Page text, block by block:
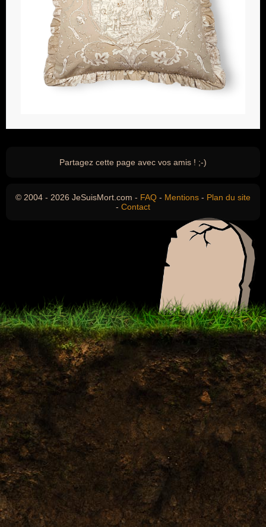
Partagez cette page avec vos amis ! ;-)
© 2004 - 2026 JeSuisMort.com - FAQ - Mentions - Plan du site
- Contact